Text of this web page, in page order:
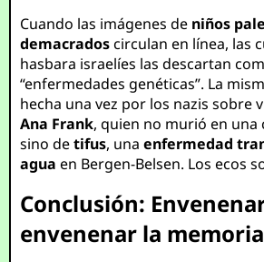
Cuando las imágenes de niños
demacradoscirculan en línea, las
hasbara israelíes las descartan
“enfermedades genéticas”. La
hecha una vez por los nazis sobre
Ana Frank, quien no murió en una
sino detifus, unaenfermedad
agua en Bergen-Belsen. Los ecos
Conclusión:
envenenar la memoria